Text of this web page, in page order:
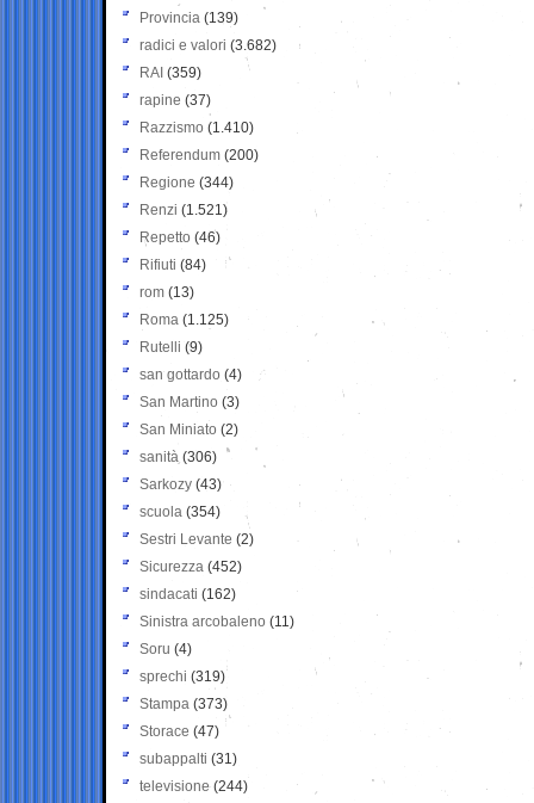
Provincia (139)
radici e valori (3.682)
RAI (359)
rapine (37)
Razzismo (1.410)
Referendum (200)
Regione (344)
Renzi (1.521)
Repetto (46)
Rifiuti (84)
rom (13)
Roma (1.125)
Rutelli (9)
san gottardo (4)
San Martino (3)
San Miniato (2)
sanità (306)
Sarkozy (43)
scuola (354)
Sestri Levante (2)
Sicurezza (452)
sindacati (162)
Sinistra arcobaleno (11)
Soru (4)
sprechi (319)
Stampa (373)
Storace (47)
subappalti (31)
televisione(244)